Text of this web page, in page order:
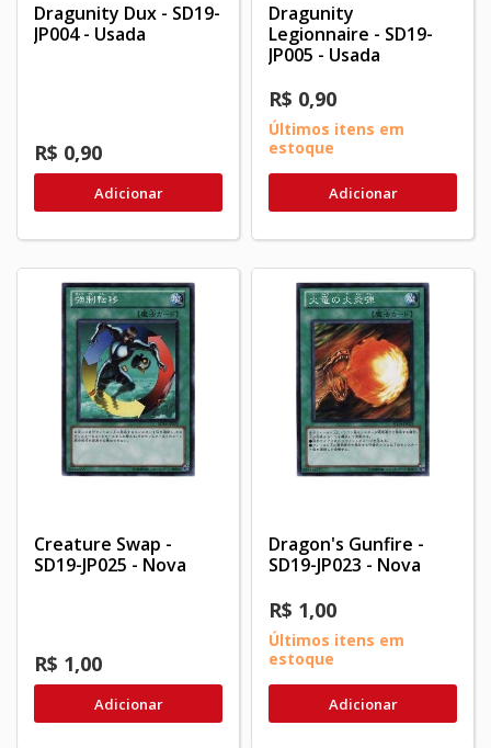
Dragunity Dux - SD19-
JP004 - Usada
R$ 0,90
Adicionar
Dragunity
Legionnaire - SD19-
JP005 - Usada
R$ 0,90
Últimos itens em
estoque
Adicionar
Creature Swap -
SD19-JP025 - Nova
R$ 1,00
Adicionar
Dragon's Gunfire -
SD19-JP023 - Nova
R$ 1,00
Últimos itens em
estoque
Adicionar